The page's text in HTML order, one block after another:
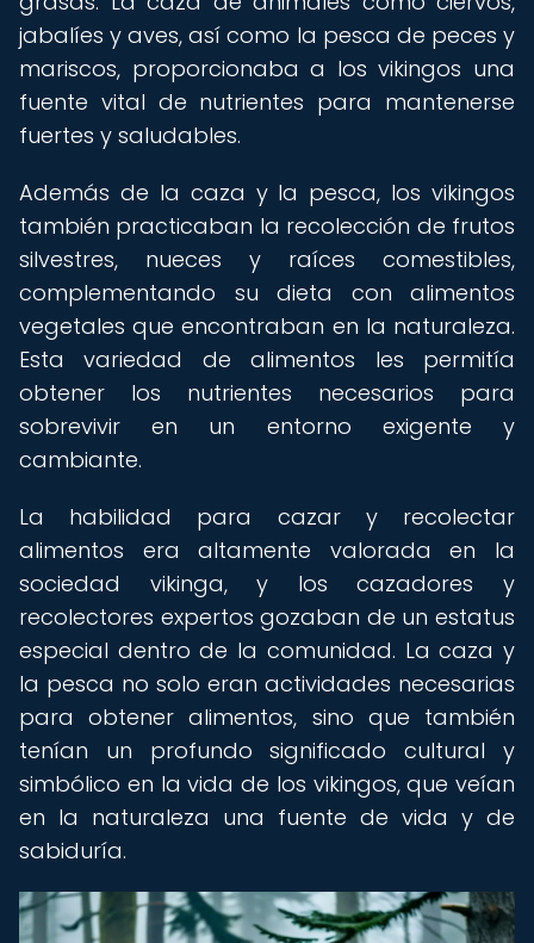
jabalíes y aves, así como la pesca de peces y
mariscos, proporcionaba a los vikingos una
fuente vital de nutrientes para mantenerse
fuertes y saludables.
Además de la caza y la pesca, los vikingos
también practicaban la recolección de frutos
silvestres, nueces y raíces comestibles,
complementando su dieta con alimentos
vegetales que encontraban en la naturaleza.
Esta variedad de alimentos les permitía
obtener los nutrientes necesarios para
sobrevivir en un entorno exigente y
cambiante.
La habilidad para cazar y recolectar
alimentos era altamente valorada en la
sociedad vikinga, y los cazadores y
recolectores expertos gozaban de un estatus
especial dentro de la comunidad. La caza y
la pesca no solo eran actividades necesarias
para obtener alimentos, sino que también
tenían un profundo significado cultural y
simbólico en la vida de los vikingos, que veían
en la naturaleza una fuente de vida y de
sabiduría.